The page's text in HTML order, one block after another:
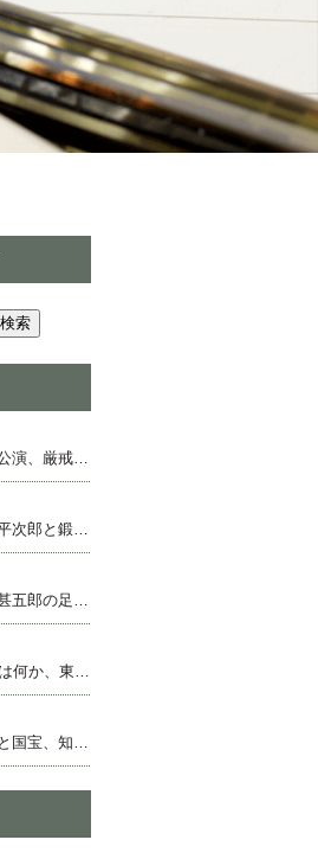
ビートルズ日本武道館公演、厳戒態勢の中の熱狂
切れ味を極める！宮野平次郎と鍛冶屋の鋸物語
江戸の天才彫刻家、左甚五郎の足跡を追う
初心者必見！TOPIXとは何か、東証の株式市場の基本
どこが違う？世界遺産と国宝、知っておきたい基礎知識